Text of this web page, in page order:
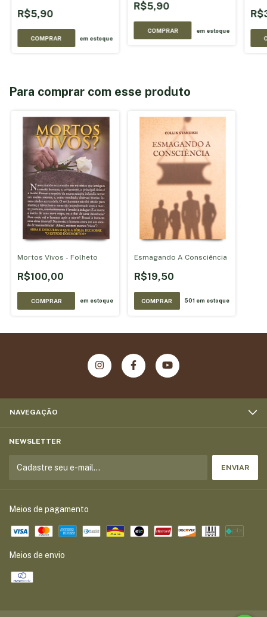
R$5,90
COMPRAR em estoque
R$5,90
COMPRAR em estoque
Para comprar com esse produto
Mortos Vivos - Folheto
R$100,00
COMPRAR em estoque
Esmagando A Consciência
R$19,50
501 em estoque
NAVEGAÇÃO
NEWSLETTER
Meios de pagamento
Meios de envio